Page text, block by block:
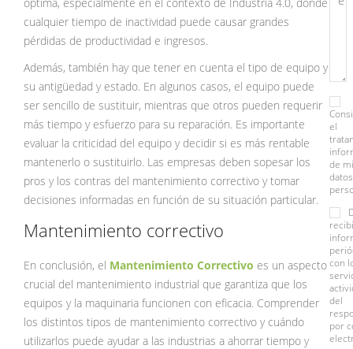
cualquier tiempo de inactividad puede causar grandes
pérdidas de productividad e ingresos.
Además, también hay que tener en cuenta el tipo de equipo y
su antigüedad y estado. En algunos casos, el equipo puede
ser sencillo de sustituir, mientras que otros pueden requerir
más tiempo y esfuerzo para su reparación. Es importante
evaluar la criticidad del equipo y decidir si es más rentable
mantenerlo o sustituirlo. Las empresas deben sopesar los
pros y los contras del mantenimiento correctivo y tomar
decisiones informadas en función de su situación particular.
Mantenimiento correctivo
En conclusión, el Mantenimiento Correctivo es un aspecto
crucial del mantenimiento industrial que garantiza que los
equipos y la maquinaria funcionen con eficacia. Comprender
los distintos tipos de mantenimiento correctivo y cuándo
utilizarlos puede ayudar a las industrias a ahorrar tiempo y
el
de
datos
con
del
por